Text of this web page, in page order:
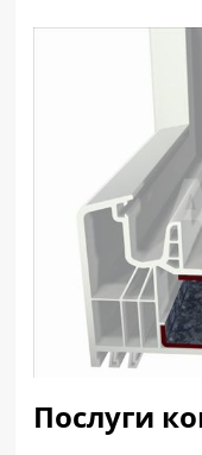
Послуги